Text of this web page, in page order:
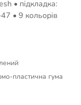
• підкладка:
• 9 кольорів
пластична гума